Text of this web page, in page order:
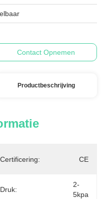
Contact Opnemen
Productbeschrijving
Certificering: CE
Druk:
2-
5kpa